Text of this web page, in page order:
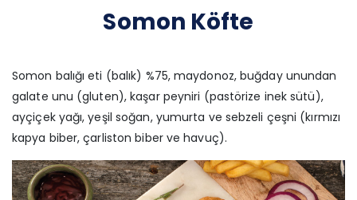
Somon Köfte
Somon balığı eti (balık) %75, maydonoz, buğday unundan
galate unu (gluten), kaşar peyniri (pastörize inek sütü),
ayçiçek yağı, yeşil soğan, yumurta ve sebzeli çeşni (kırmızı
kapya biber, çarliston biber ve havuç).